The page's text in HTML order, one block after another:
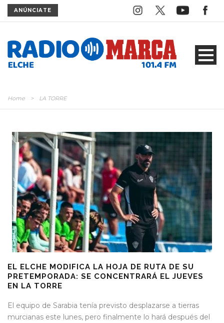
ANÚNCIATE
Home > LA TORRE
EL ELCHE MODIFICA LA HOJA DE RUTA DE SU
PRETEMPORADA: SE CONCENTRARÁ EL JUEVES
EN LA TORRE
El equipo de Sarabia tenía previsto desplazarse a tierras
murcianas este lunes, pero finalmente lo hará después del